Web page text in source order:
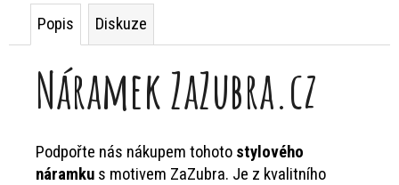
Popis Diskuze
Náramek ZaZubra.cz
Podpořte nás nákupem tohoto stylového
náramku s motivem ZaZubra. Je z kvalitního